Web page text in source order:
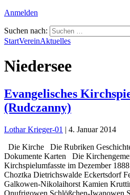
Anmelden
Suchen nach:
StartVereinAktuelles
Niedersee
Evangelisches
(Rudczanny)
Lothar Krieger-01 | 4. Januar 2014
Die Kirche Die Rubriken
Dokumente Karten Die
Kirchspielumfasste im Dezember
Choztka Dietrichswalde Eckertsdorf
Galkowen-Nikolaihorst Kamien
Onufrigowen Schlößchen-Iwanowen